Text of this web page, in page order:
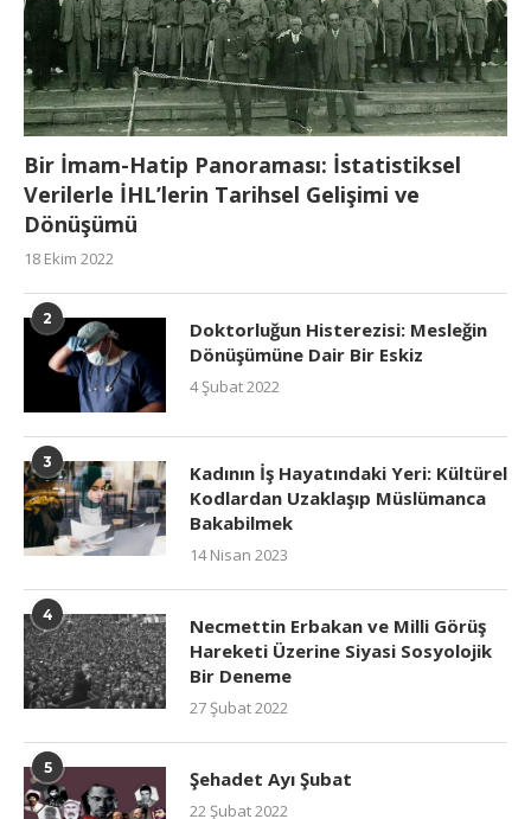
Bir İmam-Hatip Panoraması: İstatistiksel
Verilerle İHL’lerin Tarihsel Gelişimi ve
Dönüşümü
18 Ekim 2022
2
Doktorluğun Histerezisi: Mesleğin
Dönüşümüne Dair Bir Eskiz
4 Şubat 2022
3
Kadının İş Hayatındaki Yeri: Kültürel
Kodlardan Uzaklaşıp Müslümanca
Bakabilmek
14 Nisan 2023
4
Necmettin Erbakan ve Milli Görüş
Hareketi Üzerine Siyasi Sosyolojik
Bir Deneme
27 Şubat 2022
5 Şehadet Ayı Şubat
22 Şubat 2022